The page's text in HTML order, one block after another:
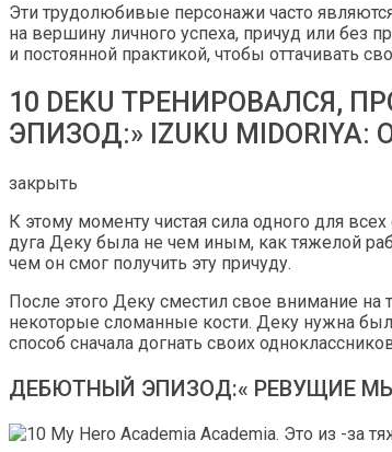
Эти трудолюбивые персонажи часто
на вершину личного успеха, причуд или без
и постоянной практикой, чтобы оттачивать
10 DEKU ТРЕНИРОВАЛСЯ,
ЭПИЗОД:» IZUKU MIDORIYA:
закрыть
К этому моменту чистая сила одного для
дуга Деку была не чем иным, как тяжелой
чем он смог получить эту причуду.
После этого Деку сместил свое внимание
некоторые сломанные кости. Деку нужна
способ сначала догнать своих
ДЕБЮТНЫЙ ЭПИЗОД:« РЕВУЩИЕ